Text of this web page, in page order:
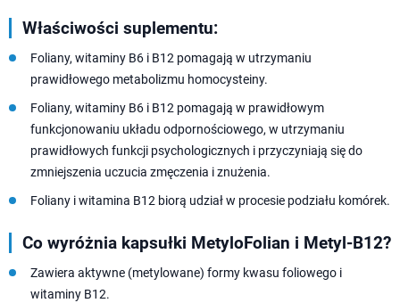
Właściwości suplementu:
Foliany, witaminy B6 i B12 pomagają w utrzymaniu
prawidłowego metabolizmu homocysteiny.
Foliany, witaminy B6 i B12 pomagają w prawidłowym
funkcjonowaniu układu odpornościowego, w utrzymaniu
prawidłowych funkcji psychologicznych i przyczyniają się do
zmniejszenia uczucia zmęczenia i znużenia.
Foliany i witamina B12 biorą udział w procesie podziału komórek.
Co wyróżnia kapsułki MetyloFolian i Metyl-B12?
Zawiera aktywne (metylowane) formy kwasu foliowego i
witaminy B12.